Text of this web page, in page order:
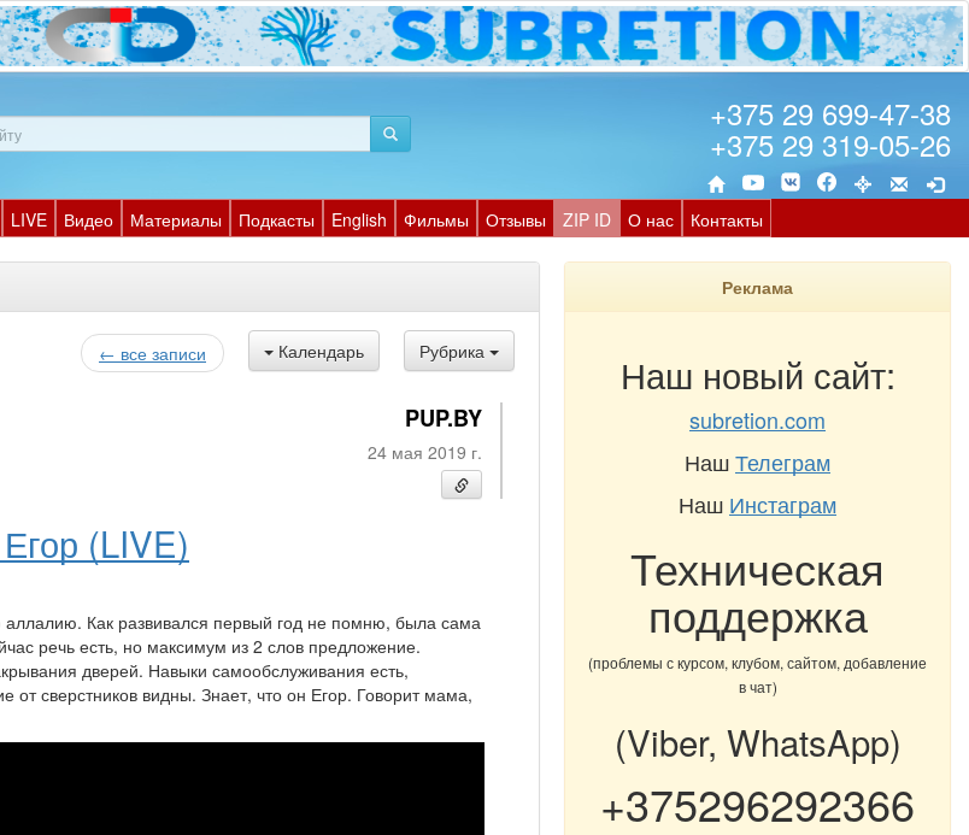
+375 29 699-47-38
+375 29 319-05-26
LIVE Видео Материалы Подкасты English Фильмы Отзывы ZIP ID О нас Контакты
Рубрика
Календарь
← все записи
PUP.BY
24 мая 2019 г.
(LIVE)
аллалию. Как развивался первый год не помню, была сама
речь есть, но максимум из 2 слов предложение.
дверей. Навыки самообслуживания есть,
от сверстников видны. Знает, что он Егор. Говорит мама,
Реклама
Наш новый сайт:
subretion.com
НашТелеграм
Наш Инстаграм
Техническая
поддержка
(проблемы с курсом, клубом, сайтом, добавление
в чат)
(Viber, WhatsApp)
+375296292366